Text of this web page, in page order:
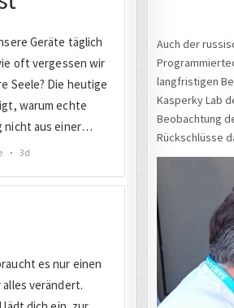
Auch der
langfristigen
Kasperky Lab
Beobachtung
Rückschlüsse